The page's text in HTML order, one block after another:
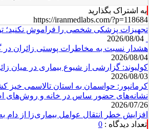
به اشتراک بگذارید
https://iranmedlabs.com/?p=118684
تجهیزات پزشکی شخصی را فراموش نکنید؛
هشدار نسبت به مخاطرات پوستی زائران در
2026/08/04
کولیوند: گزارشی از شیوع بیماری در میان
2026/08/03
کرمانپور: حواسمان به استان تالاسمی خیز
نشانه‌های حضور ساس در خانه و روش‌های
2026/07/26
افزایش خطر انتقال عوامل بیماری‌زا از دام
تعداد دیدگاه : 0